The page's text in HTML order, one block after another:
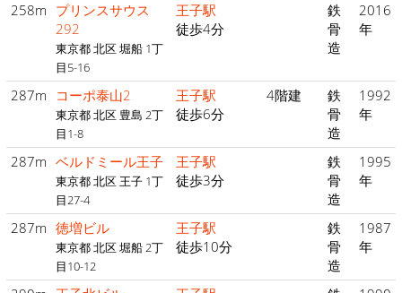
258m プリンスサウス
292
東京都 北区 堀船 1丁
目5-16
王子駅
徒歩4分
鉄
骨
造
2016
年
287m コーポ泰山2
東京都 北区 豊島 2丁
目1-8
王子駅
徒歩6分
4階建
鉄
骨
造
1992
年
287m ベルドミール王子
東京都 北区 王子 1丁
目27-4
王子駅
徒歩3分
鉄
骨
造
1995
年
287m 徳増ビル
東京都 北区 堀船 2丁
目10-12
王子駅
徒歩10分
鉄
骨
造
1987
年